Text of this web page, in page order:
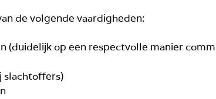
de volgende vaardigheden:
(duidelijk op een respectvolle manier
slachtoffers)